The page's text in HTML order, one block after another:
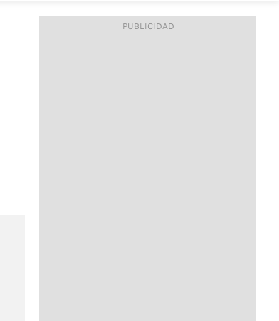
ACCESO FULL - $1.800/MES